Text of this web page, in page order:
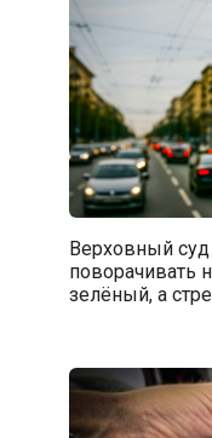
Верховный
поворачивать
зелёный, а